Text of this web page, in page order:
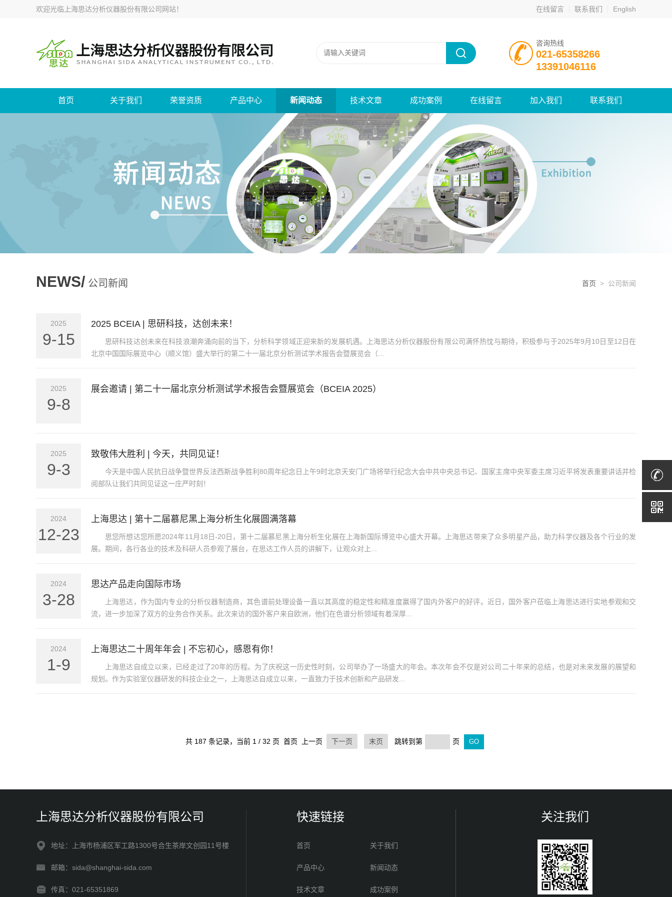
欢迎光临 上海思达分析仪器股份有限公司网站！ 在线留言 联系我们 English
咨询热线
021-65358266
13391046116
首页 关于我们 荣誉资质 产品中心 新闻动态 技术文章 成功案例 在线留言 加入我们 联系我们
NEWS/ 公司新闻 首页 > 公司新闻
2025
9-15
2025 BCEIA | 思研科技，达创未来！
思研科技达创未来在科技浪潮奔涌向前的当下，分析科学领域正迎来新的发展机遇。上海思达分析仪器股份有限公司满怀热忱与期待，积极参与于2025年9月10日至12日在
北京中国国际展览中心（顺义馆）盛大举行的第二十一届北京分析测试学术报告会暨展览会（...
2025
9-8
展会邀请 | 第二十一届北京分析测试学术报告会暨展览会（BCEIA 2025）
2025
9-3
致敬伟大胜利 | 今天，共同见证！
今天是中国人民抗日战争暨世界反法西斯战争胜利80周年纪念日上午9时北京天安门广场将举行纪念大会中共中央总书记、国家主席中央军委主席习近平将发表重要讲话并检
阅部队让我们共同见证这一庄严时刻！
2024
12-23
上海思达 | 第十二届慕尼黑上海分析生化展圆满落幕
思您所想达您所愿2024年11月18日-20日，第十二届慕尼黑上海分析生化展在上海新国际博览中心盛大开幕。上海思达带来了众多明星产品，助力科学仪器及各个行业的发
展。期间，各行各业的技术及科研人员参观了展台，在思达工作人员的讲解下，让观众对上...
2024
3-28
思达产品走向国际市场
上海思达，作为国内专业的分析仪器制造商，其色谱前处理设备一直以其高度的稳定性和精准度赢得了国内外客户的好评。近日，国外客户莅临上海思达进行实地参观和交
流，进一步加深了双方的业务合作关系。此次来访的国外客户来自欧洲，他们在色谱分析领域有着深厚...
2024
1-9
上海思达二十周年年会 | 不忘初心，感恩有你！
上海思达自成立以来，已经走过了20年的历程。为了庆祝这一历史性时刻，公司举办了一场盛大的年会。本次年会不仅是对公司二十年来的总结，也是对未来发展的展望和
规划。作为实验室仪器研发的科技企业之一，上海思达自成立以来，一直致力于技术创新和产品研发...
共 187 条记录，当前 1 / 32 页 首页 上一页 下一页 末页 跳转到第 页
上海思达分析仪器股份有限公司
地址：上海市杨浦区军工路1300号合生茶岸文创园11号楼
邮箱：sida@shanghai-sida.com
传真：021-65351869
快速链接
首页 关于我们
产品中心 新闻动态
技术文章 成功案例
关注我们